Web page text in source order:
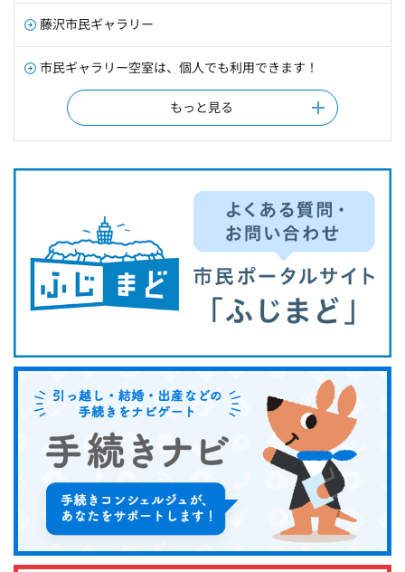
藤沢市民ギャラリー
市民ギャラリー空室は、個人でも利用できます！
もっと見る